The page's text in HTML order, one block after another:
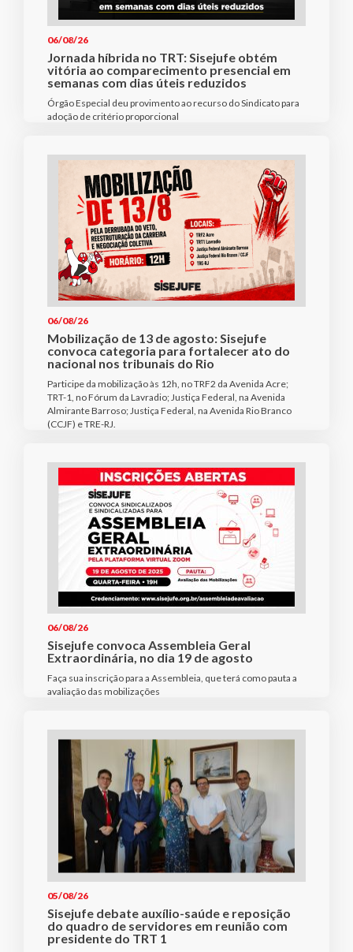
06/08/26
Jornada híbrida no TRT: Sisejufe obtém
vitória ao comparecimento presencial em
semanas com dias úteis reduzidos
Órgão Especial deu provimento ao recurso do Sindicato para
adoção de critério proporcional
06/08/26
Mobilização de 13 de agosto: Sisejufe
convoca categoria para fortalecer ato do
nacional nos tribunais do Rio
Participe da mobilização às 12h, no TRF2 da Avenida Acre;
TRT-1, no Fórum da Lavradio; Justiça Federal, na Avenida
Almirante Barroso; Justiça Federal, na Avenida Rio Branco
(CCJF) e TRE-RJ.
06/08/26
Sisejufe convoca Assembleia Geral
Extraordinária, no dia 19 de agosto
Faça sua inscrição para a Assembleia, que terá como pauta a
avaliação das mobilizações
05/08/26
Sisejufe debate auxílio-saúde e reposição
do quadro de servidores em reunião com
presidente do TRT 1